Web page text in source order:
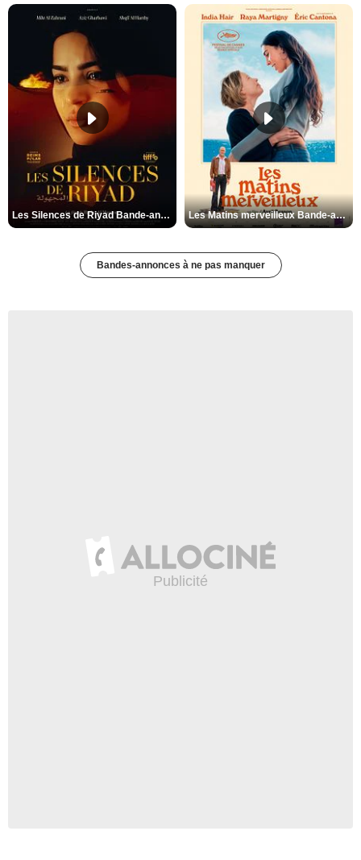
Les Silences de Riyad Bande-annonce VO STFR Les Matins merveilleux Bande-annonce VF
Bandes-annonces à ne pas manquer